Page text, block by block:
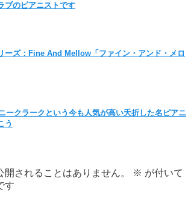
ブのピアニストです
ーズ：Fine And Mellow「ファイン・アンド・メロ
ークラークという今も人気が高い夭折した名ピアニ
う
開されることはありません。 ※ が付いて
す